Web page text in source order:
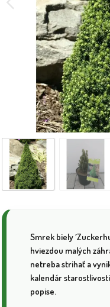
Smrek biely
hviezdou malých
netreba strihať a
kalendár
popise.